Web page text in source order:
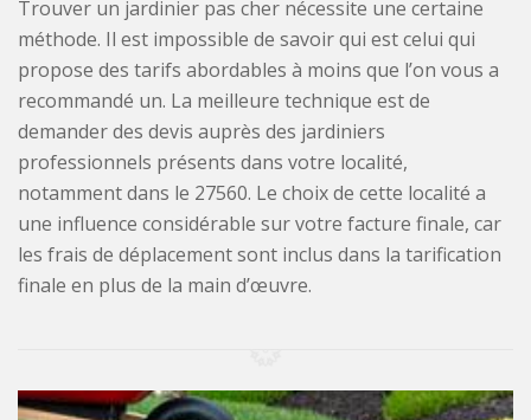
Trouver un jardinier pas cher nécessite une certaine
méthode. Il est impossible de savoir qui est celui qui
propose des tarifs abordables à moins que l’on vous a
recommandé un. La meilleure technique est de
demander des devis auprès des jardiniers
professionnels présents dans votre localité,
notamment dans le 27560. Le choix de cette localité a
une influence considérable sur votre facture finale, car
les frais de déplacement sont inclus dans la tarification
finale en plus de la main d’œuvre.